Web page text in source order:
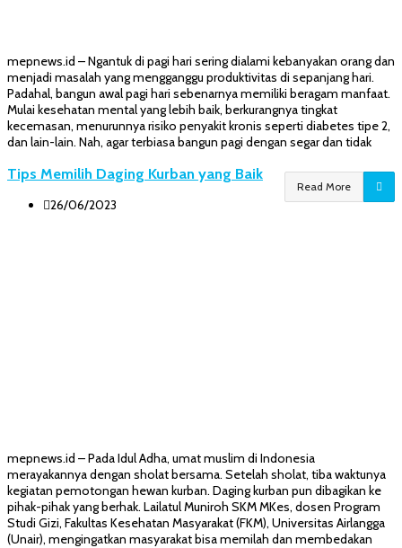
mepnews.id – Ngantuk di pagi hari sering dialami kebanyakan orang dan
menjadi masalah yang mengganggu produktivitas di sepanjang hari.
Padahal, bangun awal pagi hari sebenarnya memiliki beragam manfaat.
Mulai kesehatan mental yang lebih baik, berkurangnya tingkat
kecemasan, menurunnya risiko penyakit kronis seperti diabetes tipe 2,
dan lain-lain. Nah, agar terbiasa bangun pagi dengan segar dan tidak
Read More
Tips Memilih Daging Kurban yang Baik
26/06/2023
mepnews.id – Pada Idul Adha, umat muslim di Indonesia
merayakannya dengan sholat bersama. Setelah sholat, tiba waktunya
kegiatan pemotongan hewan kurban. Daging kurban pun dibagikan ke
pihak-pihak yang berhak. Lailatul Muniroh SKM MKes, dosen Program
Studi Gizi, Fakultas Kesehatan Masyarakat (FKM), Universitas Airlangga
(Unair), mengingatkan masyarakat bisa memilah dan membedakan